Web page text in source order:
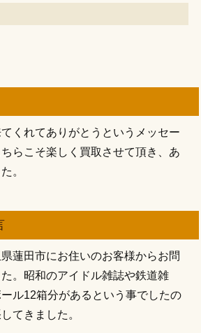
くれてありがとうというメッセー
らこそ楽しく買取させて頂き、あ
。
蓮田市にお住いのお客様からお問
。昭和のアイドル雑誌や鉄道雑
ル12箱分があるという事でしたの
てきました。